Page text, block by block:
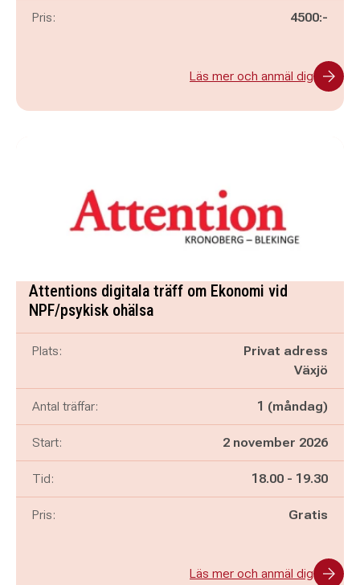
Pris: 4500:-
Läs mer och anmäl dig
Attentions digitala träff om Ekonomi vid
NPF/psykisk ohälsa
Plats:
Privat adress
Växjö
Antal träffar: 1 (måndag)
Start: 2 november 2026
Tid: Pågår mellan
18.00 - och
19.30
Pris: Gratis
Läs mer och anmäl dig